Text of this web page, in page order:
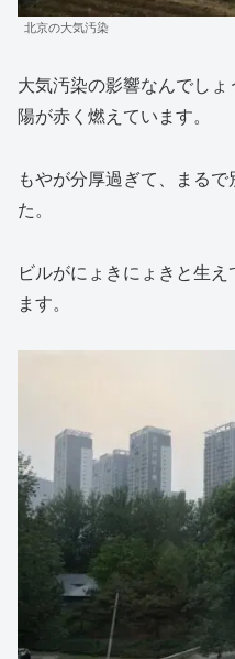
北京の大気汚染
大気汚染の影響なんでし
陽が赤く燃えています。
もやが分厚過ぎて、まる
た。
ビルがにょきにょきと生
ます。